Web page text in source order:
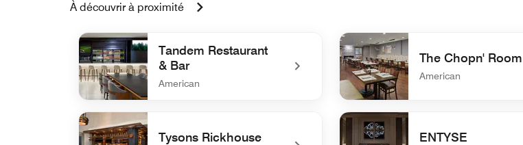
À découvrir à proximité
Tandem Restaurant
& Bar
American
undefined Tandem Restaurant & Bar
The Chopn' Room
American
undefined The Chopn' Room
Tysons Rickhouse ENTYSE